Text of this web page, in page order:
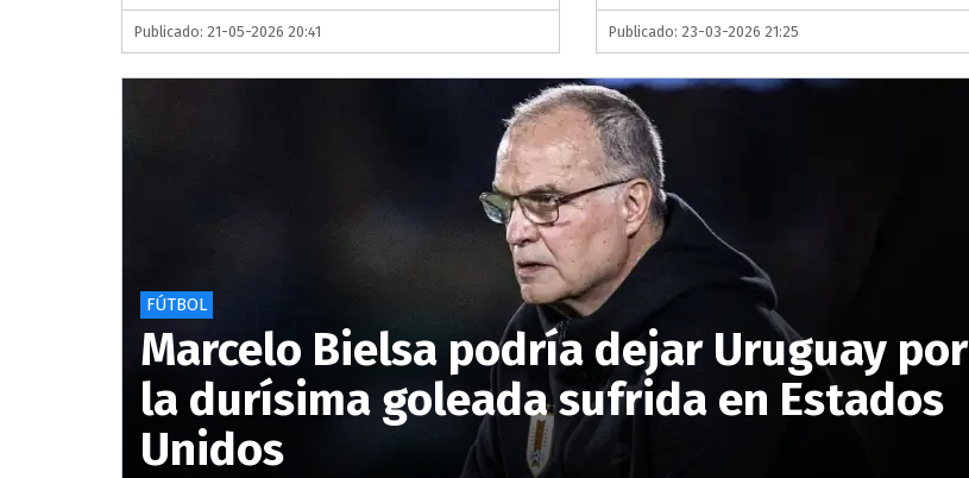
Publicado: 21-05-2026 20:41 Publicado: 23-03-2026 21:25
FÚTBOL
Marcelo Bielsa podría dejar Uruguay por
la durísima goleada sufrida en Estados
Unidos